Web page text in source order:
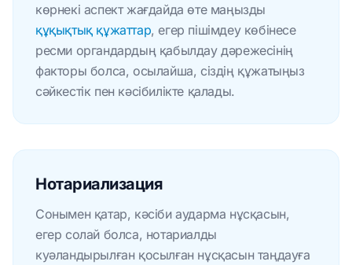
көрнекі аспект жағдайда өте маңызды
құқықтық құжаттар, егер пішімдеу көбінесе
ресми органдардың қабылдау дәрежесінің
факторы болса, осылайша, сіздің құжатыңыз
сәйкестік пен кәсібилікте қалады.
Нотариализация
Сонымен қатар, кәсіби аударма нұсқасын,
егер солай болса, нотариалды
куәландырылған қосылған нұсқасын таңдауға